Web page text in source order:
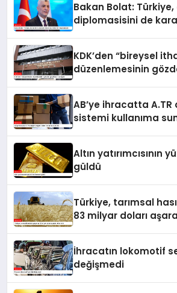
Bakan Bolat:
diplomasisini de
KDK’den “bireysel
düzenlemesinin
AB’ye ihracatta
sistemi kullanıma
Altın yatırımcısının
güldü
Türkiye, tarımsal
83 milyar doları
İhracatın lokomotif
değişmedi